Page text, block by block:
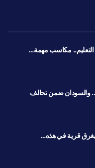
مكاسب مهمة…
والسودان ضمن تحالف
قرية في هذه…